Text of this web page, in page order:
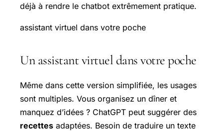
déjà à rendre le chatbot extrêmement pratique.
assistant virtuel dans votre poche
Un assistant virtuel dans votre poche
Même dans cette version simplifiée, les usages
sont multiples. Vous organisez un dîner et
manquez d’idées ? ChatGPT peut suggérer des
recettes adaptées. Besoin de traduire un texte